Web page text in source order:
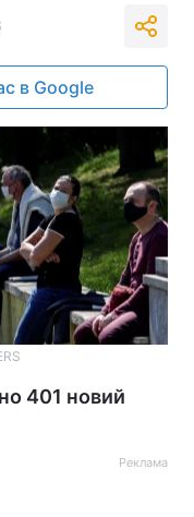
в Google
401 новий
Реклама